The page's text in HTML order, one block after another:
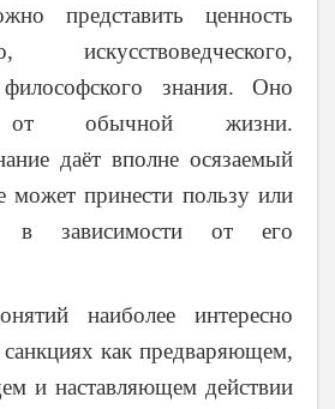
представить ценность
искусствоведческого,
философского знания. Оно
от обычной жизни.
даёт вполне осязаемый
может принести пользу или
в зависимости от его
наиболее интересно
санкциях как предваряющем,
и наставляющем действии